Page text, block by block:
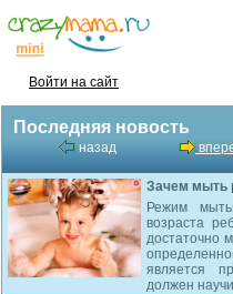
Войти на сайт
Последняя новость
назад
Зачем мыть
Режим
возраста
достаточно
является
должен